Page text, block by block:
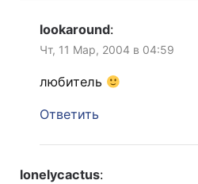
lookaround:
Чт, 11 Мар, 2004 в 04:59
любитель
Ответить
lonelycactus: